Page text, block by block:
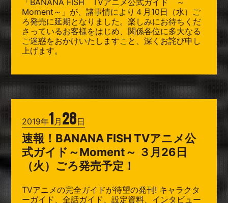
「BANANA FISH TVアニメ公式ガイド ～
Moment～」が、諸事情により４月10日（水）ご
ろ発売に延期となりました。楽しみにお待ちくだ
さっているお客様をはじめ、関係各位に多大なる
ご迷惑をおかけいたしますこと、深くお詫び申し
上げます。
2019年1月 28日
速報！BANANA FISH TVアニメ公
式ガイド～Moment～ ３月26日
（火）ごろ発売予定！
TVアニメの完全ガイドが待望の発刊! キャラクタ
ーガイド、全話ガイド、設定資料、インタビュー